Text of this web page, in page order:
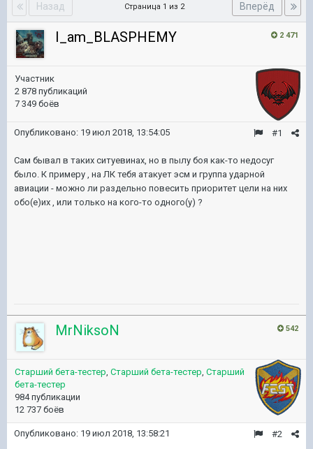
Назад Вперёд
Страница 1 из 2
2 471
I_am_BLASPHEMY
Участник
2 878 публикаций
7 349 боёв
#1
Опубликовано: 19 июл 2018, 13:54:05
Сам бывал в таких ситуевинах, но в пылу боя как-то недосуг
было. К примеру , на ЛК тебя атакует эсм и группа ударной
авиации - можно ли раздельно повесить приоритет цели на них
обо(е)их , или только на кого-то одного(у) ?
542
MrNiksoN
Старший бета-тестер, Старший бета-тестер, Старший
бета-тестер
984 публикации
12 737 боёв
#2
Опубликовано: 19 июл 2018, 13:58:21